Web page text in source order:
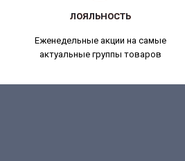
Еженедельные акции на самые
актуальные группы товаров
ЛОЯЛЬНОСТЬ
ЛОЯЛЬНОСТЬ